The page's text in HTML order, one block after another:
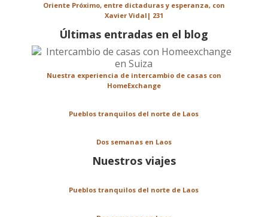
Oriente Próximo, entre dictaduras y esperanza, con
Xavier Vidal| 231
Últimas entradas en el blog
Nuestra experiencia de intercambio de casas con
HomeExchange
Pueblos tranquilos del norte de Laos
Dos semanas en Laos
Nuestros viajes
Pueblos tranquilos del norte de Laos